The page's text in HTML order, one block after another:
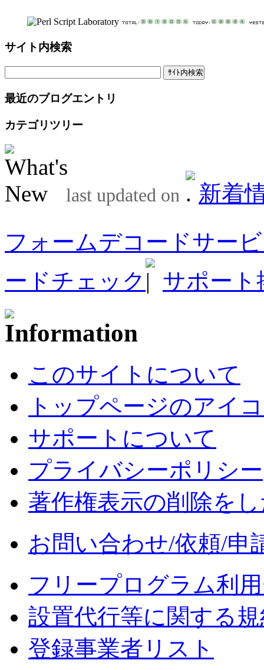
サイト内検索
最近のブログエントリ
カテゴリツリー
last updated on
新着
フォームデコードサー
ードチェック
サポート
このサイトについて
トップページのアイ
サポートについて
プライバシーポリシー
著作権表示の削除を
お問い合わせ/依頼/申
フリープログラム利
設置代行等に関する
登録事業者リスト